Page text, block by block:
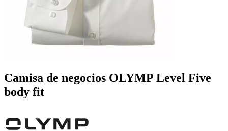
Camisa de negocios OLYMP Level Five
body fit